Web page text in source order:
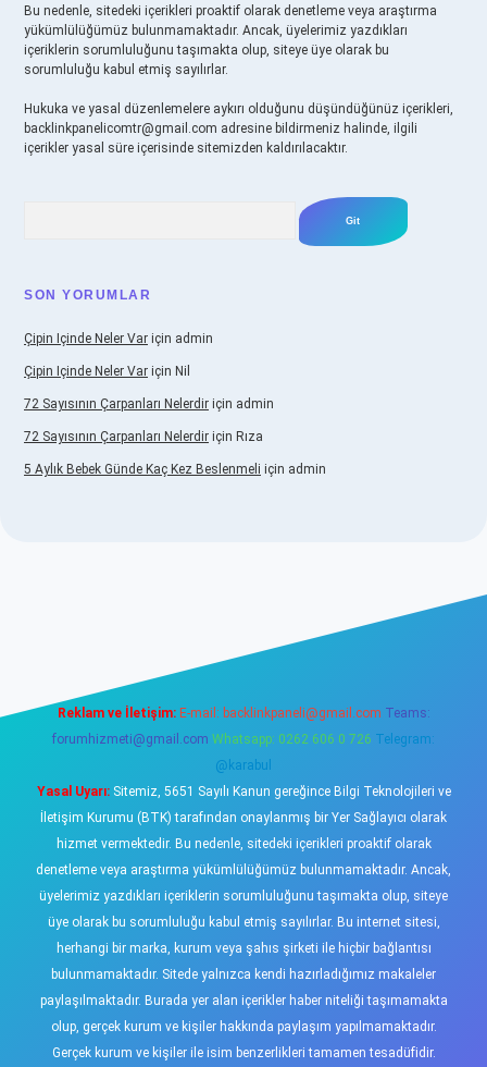
Bu nedenle, sitedeki içerikleri proaktif olarak denetleme veya araştırma
yükümlülüğümüz bulunmamaktadır. Ancak, üyelerimiz yazdıkları
içeriklerin sorumluluğunu taşımakta olup, siteye üye olarak bu
sorumluluğu kabul etmiş sayılırlar.
Hukuka ve yasal düzenlemelere aykırı olduğunu düşündüğünüz içerikleri,
backlinkpanelicomtr@gmail.com adresine bildirmeniz halinde, ilgili
içerikler yasal süre içerisinde sitemizden kaldırılacaktır.
SON YORUMLAR
Çipin Içinde Neler Var için admin
Çipin Içinde Neler Var için Nil
72 Sayısının Çarpanları Nelerdir için admin
72 Sayısının Çarpanları Nelerdir için Rıza
5 Aylık Bebek Günde Kaç Kez Beslenmeli için admin
Reklam ve İletişim: E-mail: backlinkpaneli@gmail.com Teams:
forumhizmeti@gmail.com Whatsapp: 0262 606 0 726 Telegram:
@karabul
Yasal Uyarı:Sitemiz, 5651 Sayılı Kanun gereğince Bilgi Teknolojileri ve
İletişim Kurumu (BTK) tarafından onaylanmış bir Yer Sağlayıcı olarak
hizmet vermektedir. Bu nedenle, sitedeki içerikleri proaktif olarak
denetleme veya araştırma yükümlülüğümüz bulunmamaktadır. Ancak,
üyelerimiz yazdıkları içeriklerin sorumluluğunu taşımakta olup, siteye
üye olarak bu sorumluluğu kabul etmiş sayılırlar. Bu internet sitesi,
herhangi bir marka, kurum veya şahıs şirketi ile hiçbir bağlantısı
bulunmamaktadır. Sitede yalnızca kendi hazırladığımız makaleler
paylaşılmaktadır. Burada yer alan içerikler haber niteliği taşımamakta
olup, gerçek kurum ve kişiler hakkında paylaşım yapılmamaktadır.
Gerçek kurum ve kişiler ile isim benzerlikleri tamamen tesadüfidir.